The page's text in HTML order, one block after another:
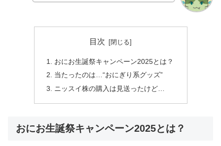
目次
おにお生誕祭キャンペーン2025とは？
当たったのは…“おにぎり系グッズ”
ニッスイ株の購入は見送ったけど…
おにお生誕祭キャンペーン2025とは？